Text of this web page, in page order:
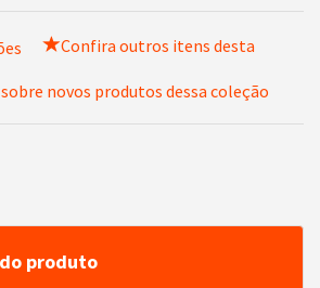
Confira outros itens desta
novos produtos dessa coleção
produto